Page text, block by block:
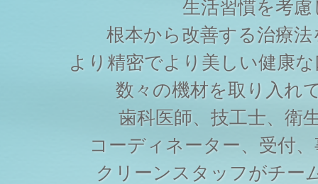
生活習慣を考慮
根本から改善する治療
より精密でより美しい健康
数々の機材を取り入れ
歯科医師、技工士、衛
コーディネーター、受付
クリーンスタッフがチー